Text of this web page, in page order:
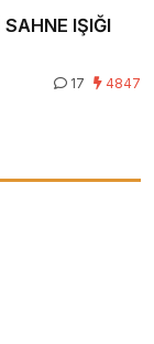
IŞIĞI
17 4847